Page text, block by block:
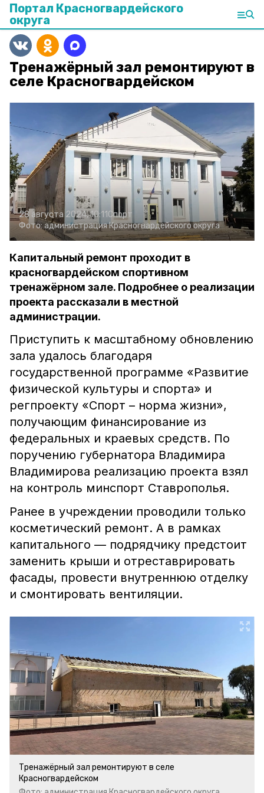
Портал Красногвардейского
округа
Тренажёрный зал ремонтируют в
селе Красногвардейском
28 августа 2024, 10:11Спорт
Фото:администрация Красногвардейского округа
Капитальный ремонт проходит в
красногвардейском спортивном
тренажёрном зале. Подробнее о реализации
проекта рассказали в местной
администрации.
Приступить к масштабному обновлению
зала удалось благодаря
государственной программе «Развитие
физической культуры и спорта» и
регпроекту «Спорт – норма жизни»,
получающим финансирование из
федеральных и краевых средств. По
поручению губернатора Владимира
Владимирова реализацию проекта взял
на контроль минспорт Ставрополья.
Ранее в учреждении проводили только
косметический ремонт. А в рамках
капитального — подрядчику предстоит
заменить крыши и отреставрировать
фасады, провести внутреннюю отделку
и смонтировать вентиляции.
Тренажёрный зал ремонтируют в селе
Красногвардейском